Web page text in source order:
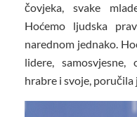
čovjeka, svake
Hoćemo ljudska
narednom jednako.
lidere, samosvjesne,
hrabre i svoje, poručila